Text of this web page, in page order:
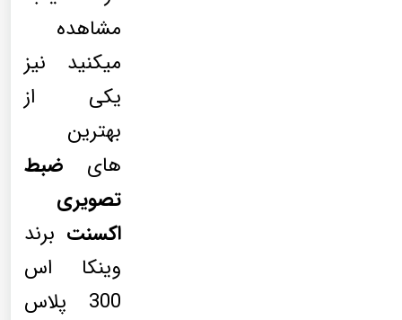
مشاهده
میکنید نیز
یکی از
بهترین
های ضبط
تصویری
اکسنت برند
وینکا اس
300 پلاس